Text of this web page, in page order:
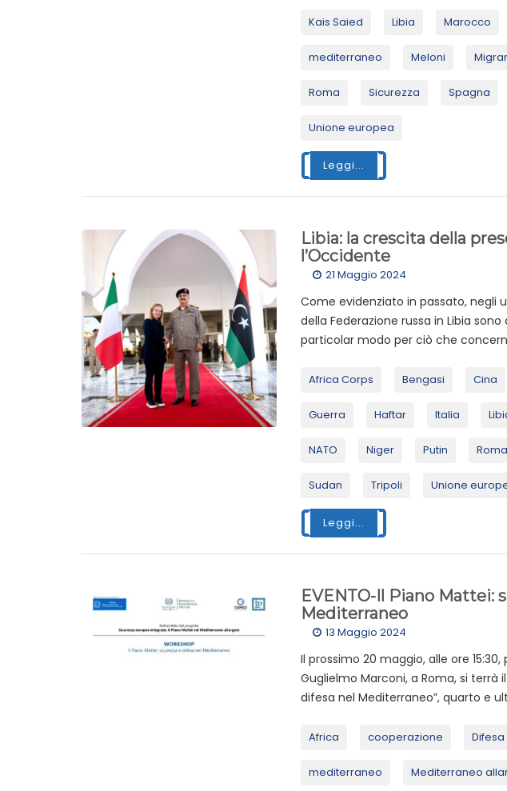
Kais Saied Libia Marocco
mediterraneo Meloni
Roma Sicurezza Spagna
Unione europea
Leggi...
Libia: la crescita della
l’Occidente
21 Maggio 2024
Come evidenziato in passato, negli
della Federazione russa in Libia
particolar modo per ciò che
Africa Corps Bengasi Cina
Guerra Haftar Italia
NATO Niger Putin Roma
Sudan Tripoli Unione
Leggi...
EVENTO-Il Piano Mattei:
Mediterraneo
13 Maggio 2024
Il prossimo 20 maggio, alle ore 15:30,
Guglielmo Marconi, a Roma, si terrà
difesa nel Mediterraneo”, quarto e
Africa cooperazione Difesa
mediterraneo Mediterraneo